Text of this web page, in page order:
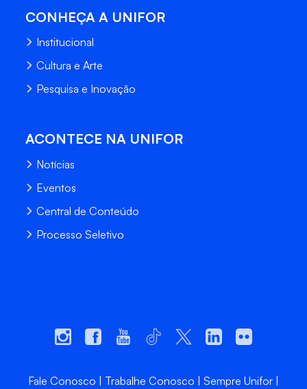
CONHEÇA A UNIFOR
Institucional
Cultura e Arte
Pesquisa e Inovação
ACONTECE NA UNIFOR
Notícias
Eventos
Central de Conteúdo
Processo Seletivo
Fale Conosco Trabalhe Conosco
Sempre Unifor